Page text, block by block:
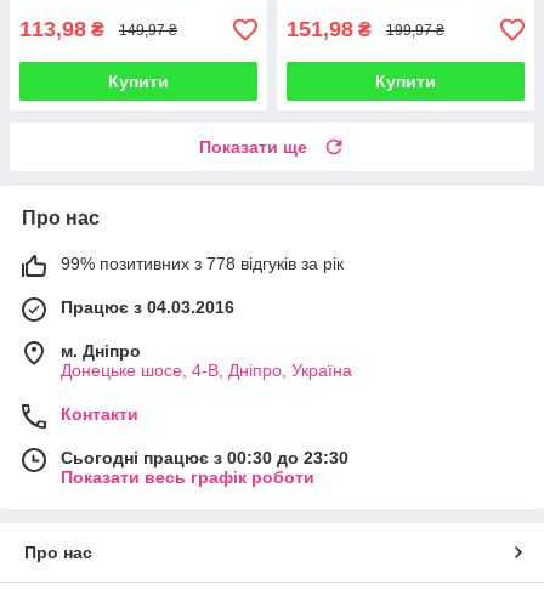
113,98 ₴ 149,97 ₴
Купити
151,98 ₴ 199,97 ₴
Купити
Показати ще
Про нас
99% позитивних з 778 відгуків за рік
Працює з 04.03.2016
м. Дніпро
Донецьке шосе, 4-В, Дніпро, Україна
Контакти
Сьогодні працює з 00:30 до 23:30
Показати весь графік роботи
Про нас